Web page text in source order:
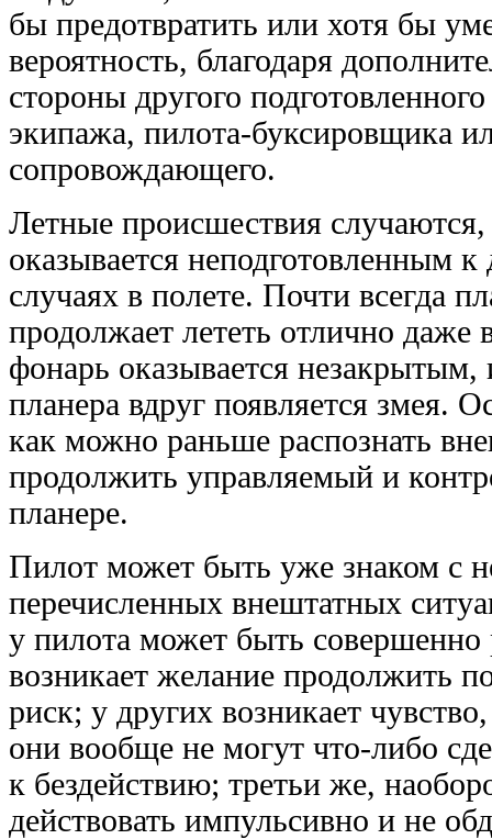
бы предотвратить или хотя бы
вероятность, благодаря
стороны другого
экипажа, пилота-буксировщика
сопровождающего.
Летные происшествия
оказывается неподготовленным
случаях в полете. Почти всегда
продолжает лететь отлично даже
фонарь оказывается
планера вдруг появляется змея.
как можно раньше распознать
продолжить управляемый и
планере.
Пилот может быть уже знаком с
перечисленных внештатных
у пилота может быть совершенно
возникает желание продолжить
риск; у других возникает
они вообще не могут что-либо
к бездействию; третьи же,
действовать импульсивно и не